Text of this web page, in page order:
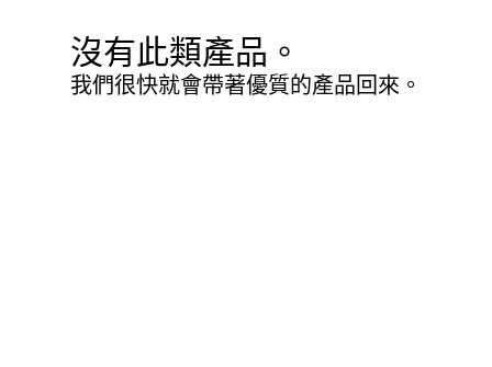
沒有此類產品。
我們很快就會帶著優質的產品回來。